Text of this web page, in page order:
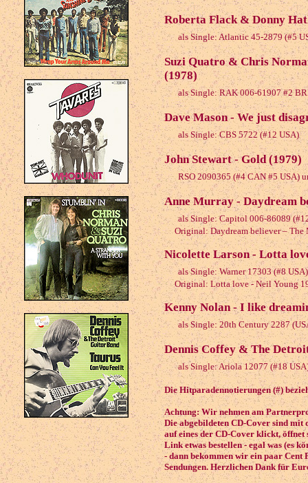
Roberta Flack & Donny
als Single: Atlantic 45-2879 (#5
Suzi Quatro & Chris
(1978)
als Single: RAK 006-61907 #2
Dave Mason - We just
als Single: CBS 5722 (#12 USA)
John Stewart - Gold (1979)
RSO 2090365 (#4 CAN #5 USA)
Anne Murray - Daydream
als Single: Capitol 006-86089
Original: Daydream believer – The
Nicolette Larson - Lotta
als Single: Warner 17303 (#8 USA)
Original: Lotta love - Neil Young
Kenny Nolan - I like
als Single: 20th Century 2287
Dennis Coffey & The
als Single: Ariola 12077 (#18
Die Hitparadennotierungen (#)
Achtung: Wir nehmen am
Die abgebildeten CD-Cover sind mit
auf eines der CD-Cover klickt,
Link etwas bestellen - egal was (es
- dann bekommen wir ein paar Cent
Sendungen. Herzlichen Dank für